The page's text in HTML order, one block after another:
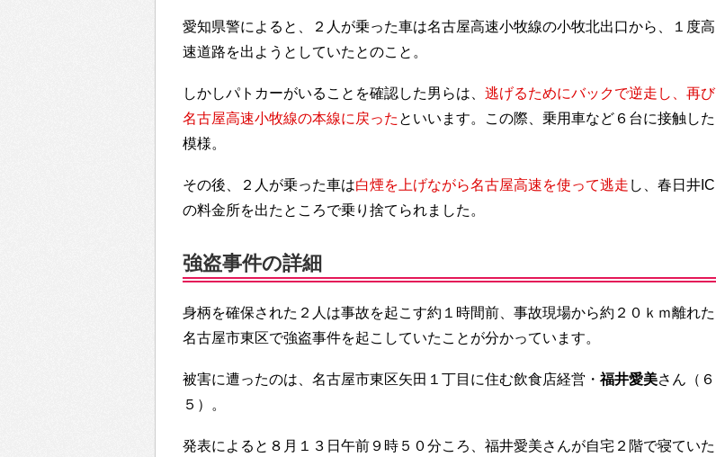
愛知県警によると、２人が乗った車は名古屋高速小牧線の小牧北出口から、１度高
速道路を出ようとしていたとのこと。
しかしパトカーがいることを確認した男らは、 逃げるためにバックで逆走し、再び
名古屋高速小牧線の本線に戻った といいます。この際、乗用車など６台に接触した
模様。
その後、２人が乗った車は白煙を上げながら名古屋高速を使って逃走 し、春日井IC
の料金所を出たところで乗り捨てられました。
強盗事件の詳細
身柄を確保された２人は事故を起こす約１時間前、事故現場から約２０ｋｍ離れた
名古屋市東区で強盗事件を起こしていたことが分かっています。
被害に遭ったのは、名古屋市東区矢田１丁目に住む飲食店経営・ 福井愛美さん（６
５）。
発表によると８月１３日午前９時５０分ころ、福井愛美さんが自宅２階で寝ていた